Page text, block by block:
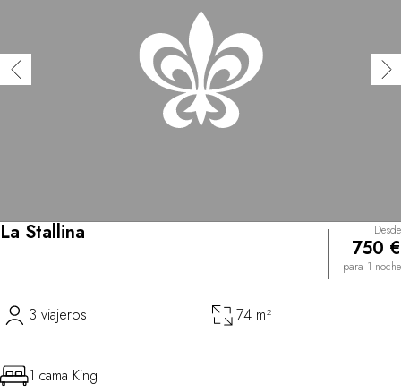
La Stallina Desde
750 €
para 1 noche
3 viajeros 74 m²
1 cama King